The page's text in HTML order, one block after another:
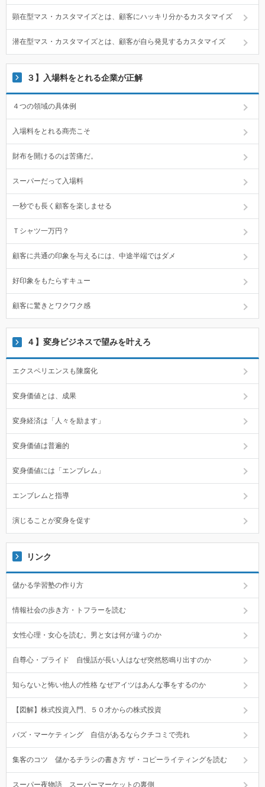
顕在型マス・カスタマイズとは、顧客にハッキリ分かるカスタマイズ
潜在型マス・カスタマイズとは、顧客が自ら発見するカスタマイズ
３】入場料をとれる企業が正解
４つの領域の具体例
入場料をとれる商売こそ
財布を開けるのは苦痛だ。
スーパーだって入場料
一秒でも長く顧客を楽しませる
Ｔシャツ一万円？
顧客に共通の印象を与えるには、中途半端ではダメ
好印象をもたらすキュー
顧客に驚きとワクワク感
４】変身ビジネスで望みを叶えろ
エクスペリエンスも陳腐化
変身価値とは、成果
変身経済は「人々を励ます」
変身価値は普遍的
変身価値には「エンブレム」
エンブレムと指導
演じることが変身を促す
リンク
儲かる学習塾の作り方
情報社会の歩き方・トフラーを読む
女性心理・女心を読む。男と女は何が違うのか
自尊心・プライド 自慢話が長い人はなぜ突然怒鳴り出すのか
知らないと怖い他人の性格 なぜアイツはあんな事をするのか
【図解】株式投資入門、５０才からの株式投資
バズ・マーケティング 自信があるならクチコミで売れ
集客のコツ 儲かるチラシの書き方 ザ・コピーライティングを読む
スーパー夜物語 スーパーマーケットの裏側